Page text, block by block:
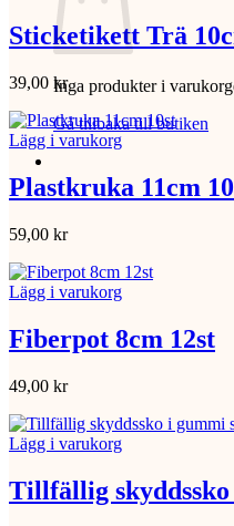
Inga produkter i
Gå tillbaka till butiken
Sticketikett Trä
39,00 kr
Lägg i varukorg
Plastkruka 11cm
59,00 kr
Lägg i varukorg
Fiberpot 8cm 12st
49,00 kr
Lägg i varukorg
Tillfällig